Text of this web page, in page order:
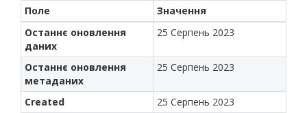
Поле
Значення
Останнє оновлення
даних
25 Серпень 2023
Останнє оновлення
метаданих
25 Серпень 2023
Created
25 Серпень 2023